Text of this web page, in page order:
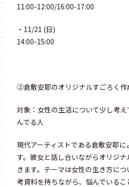
11:00-12:00/16:00-17:00
・11/21 (日)
14:00-15:00
②倉敷安耶のオリジナルすごろく作
対象：女性の生活について少し考
んでる人
現代アーティストである倉敷安耶
す。彼女と話し合いながらオリジ
きます。テーマは女性の生き方に
考資料を持ちながら、悩んでいる